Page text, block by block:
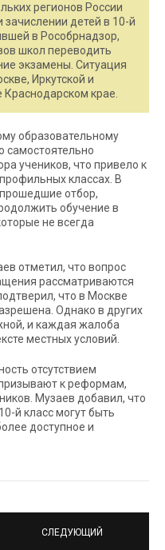
регионов России
зачислении детей в 10-й
в Рособрнадзор,
школ переводить
экзамены. Ситуация
Иркутской и
Краснодарском крае.
образовательному
самостоятельно
учеников, что привело к
классах. В
отбор,
обучение в
не всегда
отметил, что вопрос
рассматриваются
что в Москве
Однако в других
и каждая жалоба
местных условий.
отсутствием
к реформам,
Музаев добавил, что
й класс могут быть
доступное и
СЛЕДУЮЩИЙ